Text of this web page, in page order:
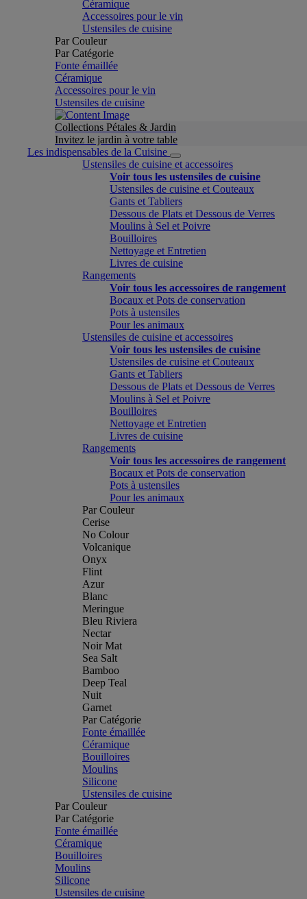
Céramique
Accessoires pour le vin
Ustensiles de cuisine
Par Couleur
Par Catégorie
Fonte émaillée
Céramique
Accessoires pour le vin
Ustensiles de cuisine
Collections Pétales & Jardin
Invitez le jardin à votre table
Les indispensables de la Cuisine
Ustensiles de cuisine et accessoires
Voir tous les ustensiles de cuisine
Ustensiles de cuisine et Couteaux
Gants et Tabliers
Dessous de Plats et Dessous de Verres
Moulins à Sel et Poivre
Bouilloires
Nettoyage et Entretien
Livres de cuisine
Rangements
Voir tous les accessoires de rangement
Bocaux et Pots de conservation
Pots à ustensiles
Pour les animaux
Ustensiles de cuisine et accessoires
Voir tous les ustensiles de cuisine
Ustensiles de cuisine et Couteaux
Gants et Tabliers
Dessous de Plats et Dessous de Verres
Moulins à Sel et Poivre
Bouilloires
Nettoyage et Entretien
Livres de cuisine
Rangements
Voir tous les accessoires de rangement
Bocaux et Pots de conservation
Pots à ustensiles
Pour les animaux
Par Couleur
Cerise
No Colour
Volcanique
Onyx
Flint
Azur
Blanc
Meringue
Bleu Riviera
Nectar
Noir Mat
Sea Salt
Bamboo
Deep Teal
Nuit
Garnet
Par Catégorie
Fonte émaillée
Céramique
Bouilloires
Moulins
Silicone
Ustensiles de cuisine
Par Couleur
Par Catégorie
Fonte émaillée
Céramique
Bouilloires
Moulins
Silicone
Ustensiles de cuisine